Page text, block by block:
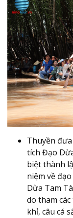
Thuyền
tích Đạo
biệt thành
niệm về
Dừa Tam
do tham
khỉ, câu cá